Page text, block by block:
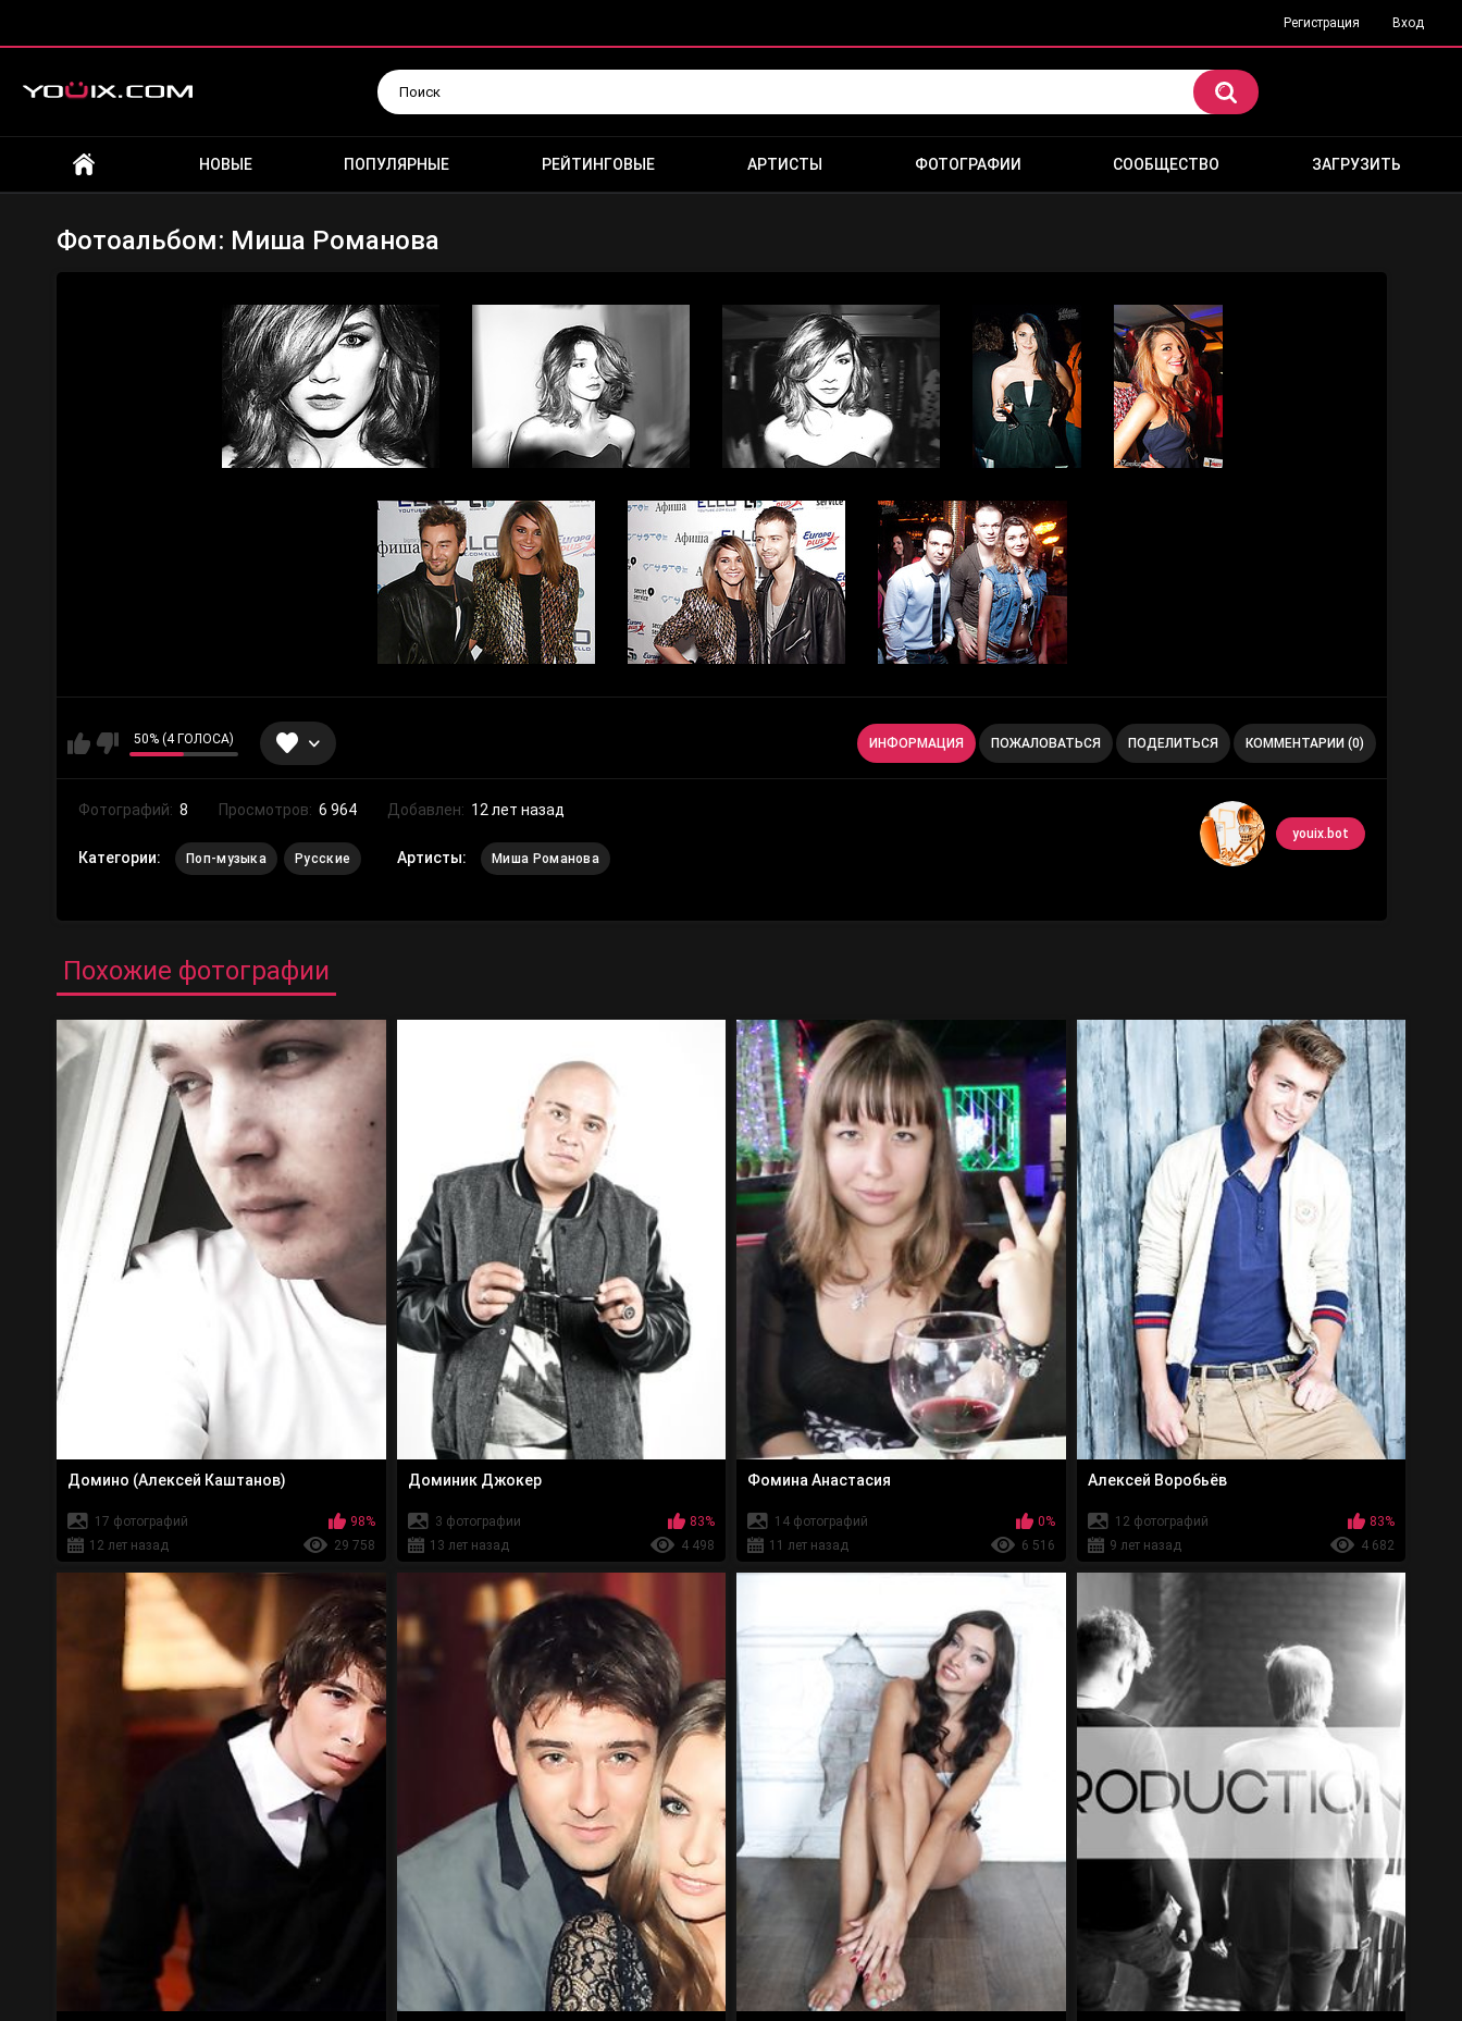
Регистрация Вход
НОВЫЕ ПОПУЛЯРНЫЕ РЕЙТИНГОВЫЕ АРТИСТЫ ФОТОГРАФИИ СООБЩЕСТВО ЗАГРУЗИТЬ
Фотоальбом: Миша Романова
50% (4 ГОЛОСА) ИНФОРМАЦИЯ ПОЖАЛОВАТЬСЯ ПОДЕЛИТЬСЯ КОММЕНТАРИИ (0)
youix.bot
Фотографий: 8 Просмотров: 6 964 Добавлен: 12 лет назад
Категории: Поп-музыка Русские Артисты: Миша Романова
Похожие фотографии
Домино (Алексей Каштанов)
17 фотографий
98%
12 лет назад
29 758
Доминик Джокер
3 фотографии
83%
13 лет назад
4 498
Фомина Анастасия
14 фотографий
0%
11 лет назад
6 516
Алексей Воробьёв
12 фотографий
83%
9 лет назад
4 682